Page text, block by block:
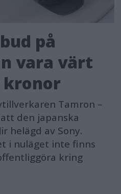
på
vara värt
kronor
Tamron –
den japanska
helägd av Sony.
i nuläget inte finns
kring